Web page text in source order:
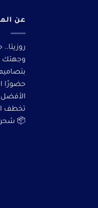
عن
وجهتك
حضورًا
تخطف
📦 شحن